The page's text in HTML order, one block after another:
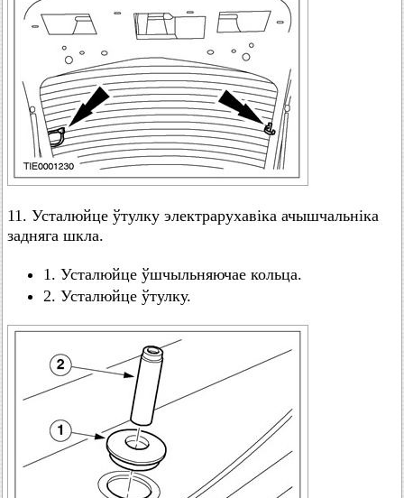
11. Усталюйце ўтулку электрарухавіка ачышчальніка
задняга шкла.
1. Усталюйце ўшчыльняючае кольца.
2. Усталюйце ўтулку.